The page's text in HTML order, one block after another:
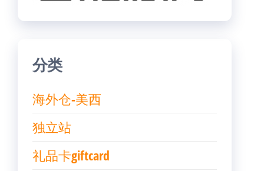
分类
海外仓-美西
独立站
礼品卡giftcard